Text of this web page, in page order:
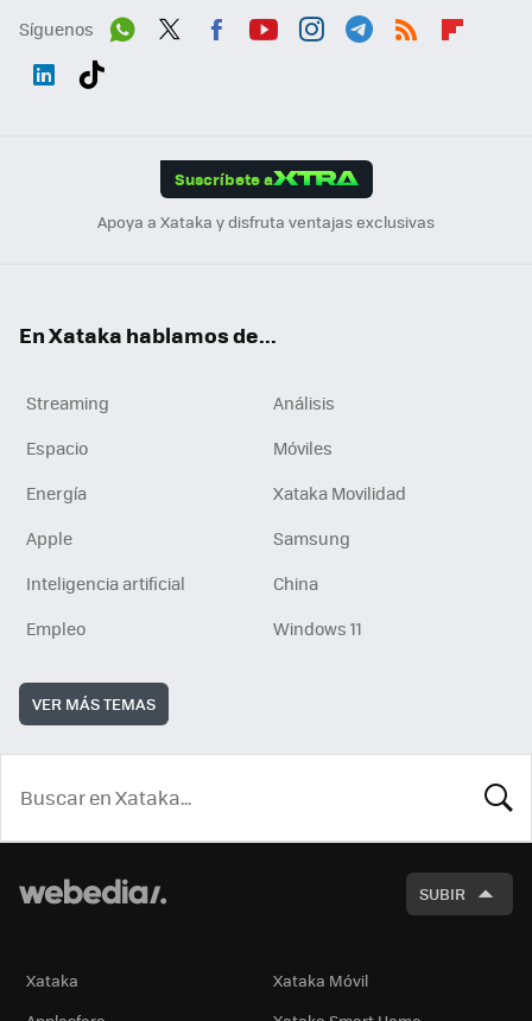
Síguenos
Suscríbete a
Apoya a Xataka y disfruta ventajas exclusivas
En Xataka hablamos de...
Streaming
Análisis
Espacio
Móviles
Energía
Xataka Movilidad
Apple
Samsung
Inteligencia artificial
China
Empleo
Windows 11
VER MÁS TEMAS
SUBIR
Xataka
Xataka Móvil